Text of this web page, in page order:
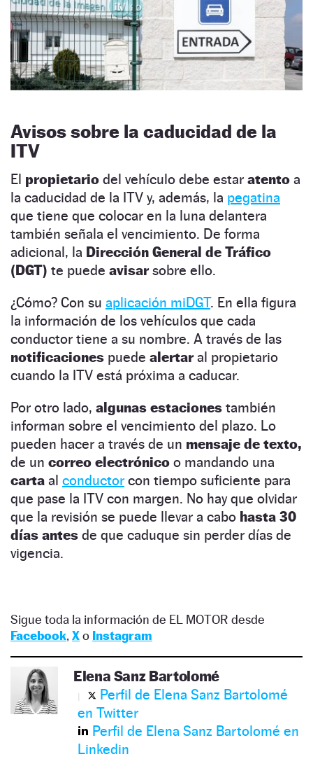
Avisos sobre la caducidad de la
ITV
El propietario del vehículo debe estar atento a
la caducidad de la ITV y, además, la pegatina
que tiene que colocar en la luna delantera
también señala el vencimiento. De forma
adicional, la Dirección General de Tráfico
(DGT) te puede avisarsobre ello.
¿Cómo? Con su aplicación miDGT. En ella figura
la información de los vehículos que cada
conductor tiene a su nombre. A través de las
notificaciones puede alertaral propietario
cuando la ITV está próxima a caducar.
Por otro lado, algunas estaciones también
informan sobre el vencimiento del plazo. Lo
pueden hacer a través de un mensaje de texto,
de un correo electrónico o mandando una
carta al conductor con tiempo suficiente para
que pase la ITV con margen. No hay que olvidar
que la revisión se puede llevar a cabo hasta 30
días antes de que caduque sin perder días de
vigencia.
Sigue toda la información de EL MOTOR desde
Facebook, Xo Instagram
Elena Sanz Bartolomé
Perfil de Elena Sanz Bartolomé
en Twitter
Perfil de Elena Sanz Bartolomé en
Linkedin